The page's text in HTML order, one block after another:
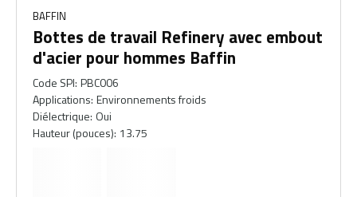
BAFFIN
Bottes de travail Refinery avec embout
d'acier pour hommes Baffin
Code SPI: PBC006
Applications: Environnements froids
Diélectrique: Oui
Hauteur (pouces): 13.75